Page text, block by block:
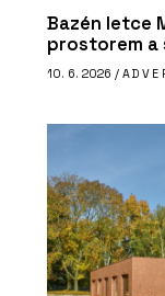
Bazén letce
prostorem a
10. 6. 2026 /